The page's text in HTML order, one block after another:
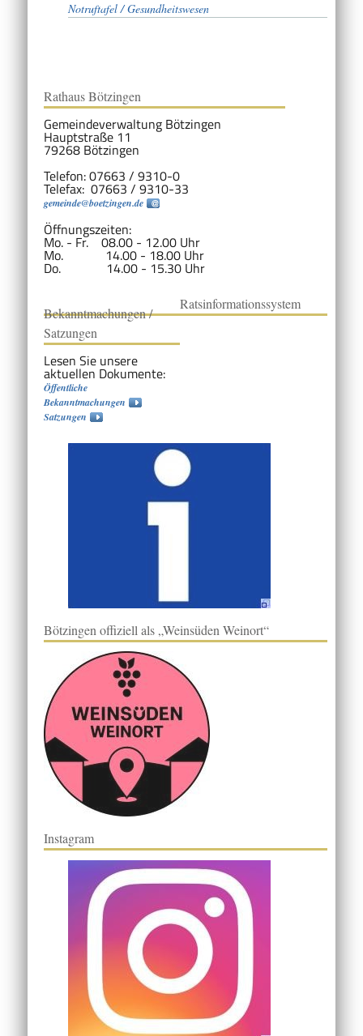
Notruftafel / Gesundheitswesen
Rathaus Bötzingen
Gemeindeverwaltung Bötzingen
Hauptstraße 11
79268 Bötzingen
Telefon: 07663 / 9310-0
Telefax: 07663 / 9310-33
gemeinde@boetzingen.de
Öffnungszeiten:
Mo. - Fr. 08.00 - 12.00 Uhr
Mo. 14.00 - 18.00 Uhr
Do. 14.00 - 15.30 Uhr
Bekanntmachungen /
Satzungen
Lesen Sie unsere
aktuellen Dokumente:
Öffentliche
Bekanntmachungen
Satzungen
Ratsinformationssystem
Bötzingen offiziell als „Weinsüden Weinort“
Instagram